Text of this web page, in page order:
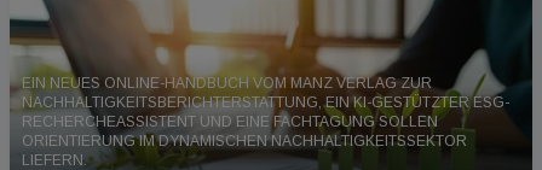
EIN NEUES ONLINE-HANDBUCH VOM MANZ VERLAG ZUR
NACHHALTIGKEITSBERICHTERSTATTUNG, EIN KI-GESTÜTZTER ESG-
RECHERCHEASSISTENT UND EINE FACHTAGUNG SOLLEN
ORIENTIERUNG IM DYNAMISCHEN NACHHALTIGKEITSSEKTOR
LIEFERN.